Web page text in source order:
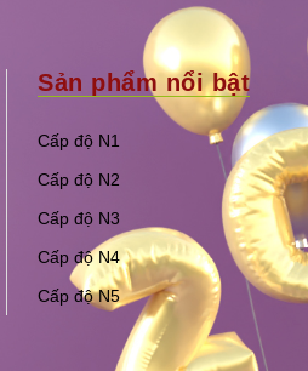
Sản phẩm nổi bật
Cấp độ N1
Cấp độ N2
Cấp độ N3
Cấp độ N4
Cấp độ N5